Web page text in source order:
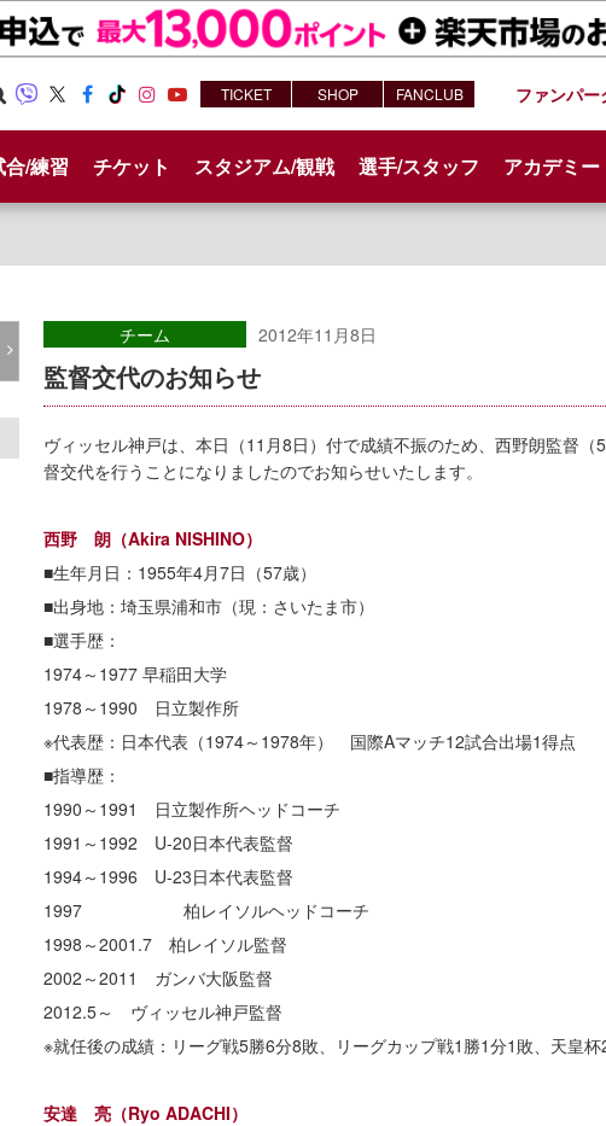
am e
合/練習 チケット スタジアム/観戦 選手/スタッフ アカデミー
ファンパー
TICKET SHOP FANCLUB
チーム 2012年11月8日
監督交代のお知らせ
ヴィッセル神戸は、本日（11月8日）付で成績不振のため、西野朗監督
督交代を行うことになりましたのでお知らせいたします。
西野 朗（Akira NISHINO）
■生年月日：1955年4月7日（57歳）
■出身地：埼玉県浦和市（現：さいたま市）
■選手歴：
1974～1977 早稲田大学
1978～1990 日立製作所
※代表歴：日本代表（1974～1978年） 国際Aマッチ12試合出場1得点
■指導歴：
1990～1991 日立製作所ヘッドコーチ
1991～1992 U-20日本代表監督
1994～1996 U-23日本代表監督
1997 柏レイソルヘッドコーチ
1998～2001.7 柏レイソル監督
2002～2011 ガンバ大阪監督
2012.5～ ヴィッセル神戸監督
※就任後の成績：リーグ戦5勝6分8敗、リーグカップ戦1勝1分1敗、天皇杯
安達 亮（Ryo ADACHI）